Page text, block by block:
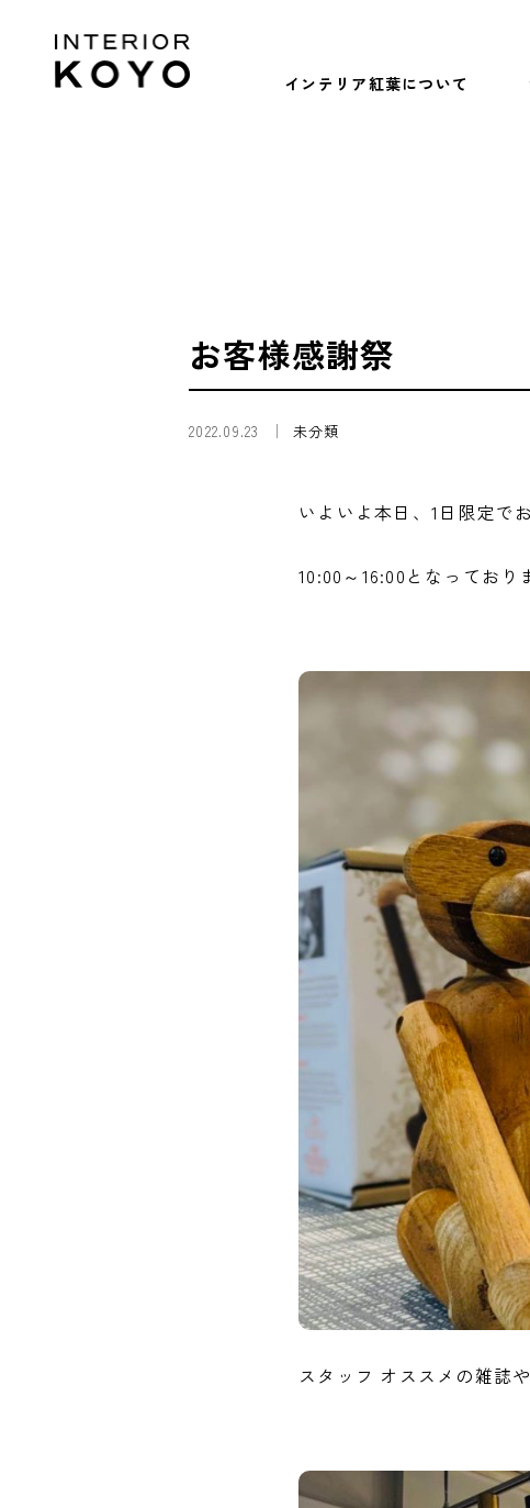
インテリア紅葉について
お客様感謝祭
2022.09.23 未分類
いよいよ本日、1日限定で
10:00～16:00となっており
スタッフ オススメの雑誌